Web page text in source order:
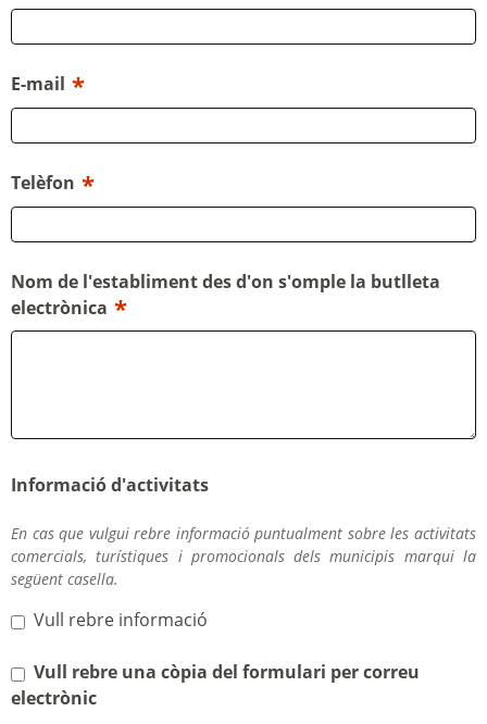
E-mail *
Telèfon *
Nom de l'establiment des d'on s'omple la butlleta
electrònica *
Informació d'activitats
En cas que vulgui rebre informació puntualment sobre les activitats
comercials, turístiques i promocionals dels municipis marqui la
següent casella.
Vull rebre informació
Vull rebre una còpia del formulari per correu
electrònic